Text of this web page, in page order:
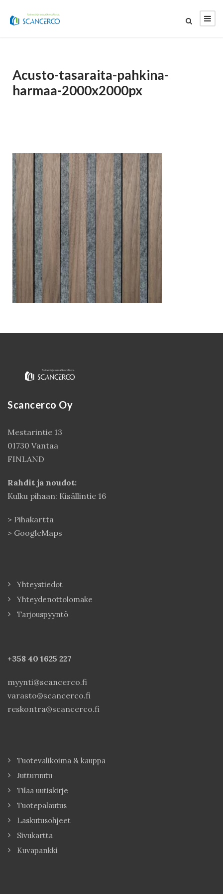
Acusto-tasaraita-pahkina-
harmaa-2000x2000px
Scancerco Oy
Mestarintie 13
01730 Vantaa
FINLAND
Rahdit ja noudot:
Kulku pihaan: Kisällintie 16
> Pihakartta
> GoogleMaps
Yhteystiedot
Yhteydenottolomake
Tarjouspyyntö
+358 40 1625 227
myynti@scancerco.fi
varasto@scancerco.fi
reskontra@scancerco.fi
Tuotevalikoima & kauppa
Jutturuutu
Tilaa uutiskirje
Tuotepalautus
Laskutusohjeet
Sivukartta
Kuvapankki